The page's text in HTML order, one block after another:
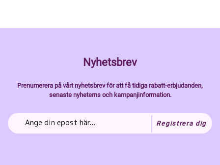
Nyhetsbrev
Prenumerera på vårt nyhetsbrev för att få tidiga rabatt-erbjudanden,
senaste nyheterns och kampanjinformation.
Registrera dig